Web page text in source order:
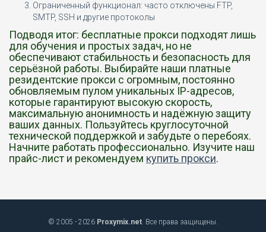
Ограниченный функционал: часто отключены FTP,
SMTP, SSH и другие протоколы
Подводя итог: бесплатные прокси подходят лишь
для обучения и простых задач, но не
обеспечивают стабильность и безопасность для
серьёзной работы. Выбирайте наши платные
резидентские прокси с огромным, постоянно
обновляемым пулом уникальных IP-адресов,
которые гарантируют высокую скорость,
максимальную анонимность и надёжную защиту
ваших данных. Пользуйтесь круглосуточной
технической поддержкой и забудьте о перебоях.
Начните работать профессионально. Изучите наш
прайс-лист и рекомендуем купить прокси.
© 2005 - 2026 Proxymix.net. Все права защищены.